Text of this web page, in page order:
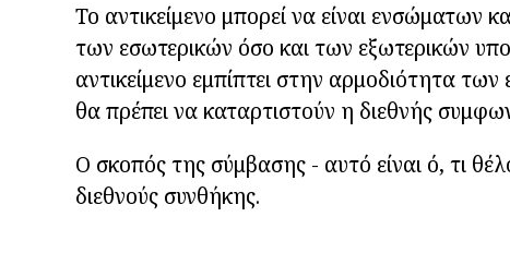
Το αντικείμενο μπορεί να είναι
των εσωτερικών όσο και των εξωτερικών
αντικείμενο εμπίπτει στην αρμοδιότητα
θα πρέπει να καταρτιστούν η διεθνής
Ο σκοπός της σύμβασης - αυτό είναι ό, τι
διεθνούς συνθήκης.